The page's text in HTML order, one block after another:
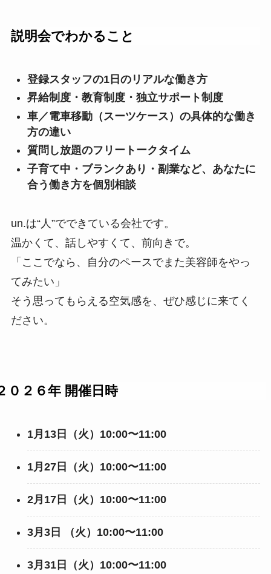
説明会でわかること
登録スタッフの1日のリアルな働き方
昇給制度・教育制度・独立サポート制度
車／電車移動（スーツケース）の具体的な働き
方の違い
質問し放題のフリートークタイム
子育て中・ブランクあり・副業など、あなたに
合う働き方を個別相談
un.は“人”でできている会社です。
温かくて、話しやすくて、前向きで。
「ここでなら、自分のペースでまた美容師をやっ
てみたい」
そう思ってもらえる空気感を、ぜひ感じに来てく
ださい。
０２６年 開催日時
1月13日（火）10:00〜11:00
1月27日（火）10:00〜11:00
2月17日（火）10:00〜11:00
3月3日 （火）10:00〜11:00
3月31日（火）10:00〜11:00